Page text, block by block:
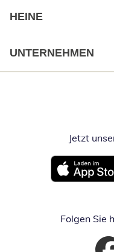
HEINE
UNTERNEHMEN
Jetzt
Öffnet in
Folgen Sie